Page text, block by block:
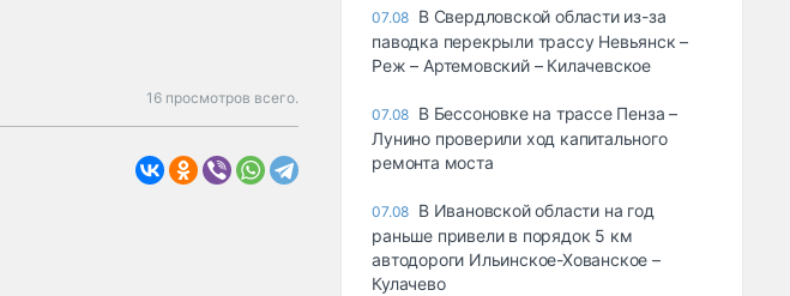
16 просмотров всего.
07.08 В Свердловской области из-за
паводка перекрыли трассу Невьянск –
Реж – Артемовский – Килачевское
07.08 В Бессоновке на трассе Пенза –
Лунино проверили ход капитального
ремонта моста
07.08 В Ивановской области на год
раньше привели в порядок 5 км
автодороги Ильинское-Хованское –
Кулачево